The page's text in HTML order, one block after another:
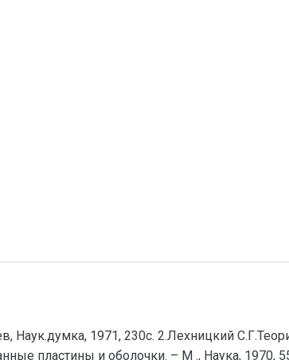
1971, 230с. 2.Лехницкий
пластины и оболочки. – М ., Наука, 1970,